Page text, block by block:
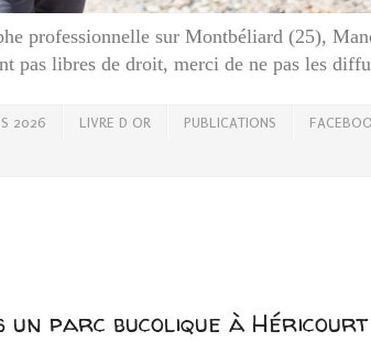
professionnelle sur Montbéliard (25),
pas libres de droit, merci de ne pas les
2026 LIVRE D OR PUBLICATIONS
un parc bucolique à